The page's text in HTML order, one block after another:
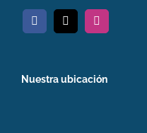
Nuestra ubicación